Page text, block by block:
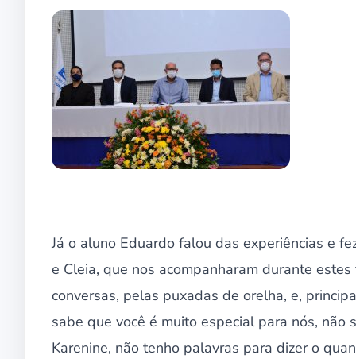
Já o aluno Eduardo falou das experiências e
e Cleia, que nos acompanharam durante
conversas, pelas puxadas de orelha, e,
sabe que você é muito especial para nós,
Karenine, não tenho palavras para dizer o